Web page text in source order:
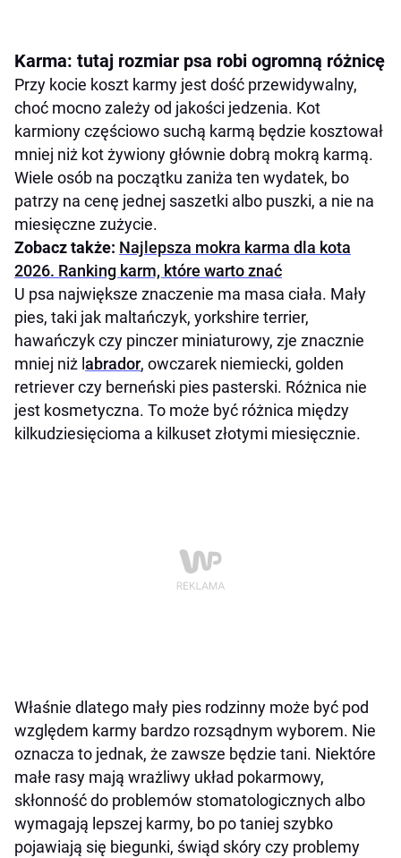
Karma: tutaj rozmiar psa robi ogromną różnicę
Przy kocie koszt karmy jest dość przewidywalny,
choć mocno zależy od jakości jedzenia. Kot
karmiony częściowo suchą karmą będzie kosztował
mniej niż kot żywiony głównie dobrą mokrą karmą.
Wiele osób na początku zaniża ten wydatek, bo
patrzy na cenę jednej saszetki albo puszki, a nie na
miesięczne zużycie.
Zobacz także: Najlepsza mokra karma dla kota
2026. Ranking karm, które warto znać
U psa największe znaczenie ma masa ciała. Mały
pies, taki jak maltańczyk, yorkshire terrier,
hawańczyk czy pinczer miniaturowy, zje znacznie
mniej niż l abrador, owczarek niemiecki, golden
retriever czy berneński pies pasterski. Różnica nie
jest kosmetyczna. To może być różnica między
kilkudziesięcioma a kilkuset złotymi miesięcznie.
Właśnie dlatego mały pies rodzinny może być pod
względem karmy bardzo rozsądnym wyborem. Nie
oznacza to jednak, że zawsze będzie tani. Niektóre
małe rasy mają wrażliwy układ pokarmowy,
skłonność do problemów stomatologicznych albo
wymagają lepszej karmy, bo po taniej szybko
pojawiają się biegunki, świąd skóry czy problemy